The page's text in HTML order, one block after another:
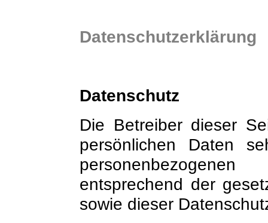
Datenschutzerklärung
Datenschutz
Die Betreiber dieser
persönlichen Daten
entsprechend der
sowie dieser